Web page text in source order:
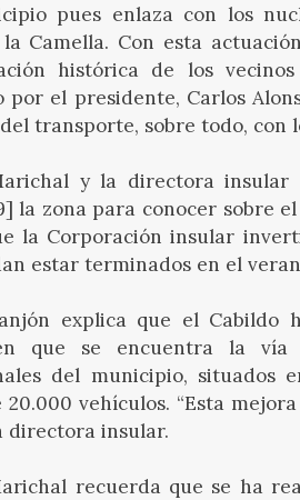
pues enlaza con los
Camella. Con esta
histórica de los
por el presidente, Carlos
transporte, sobre todo, con
y la directora insular
la zona para conocer sobre
la Corporación insular
estar terminados en el
explica que el Cabildo
que se encuentra la vía
del municipio, situados
20.000 vehículos. “Esta
directora insular.
recuerda que se ha